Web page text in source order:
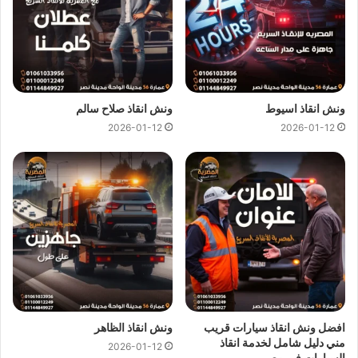
ارخص ونش انقاذ ، اسرع ونش انقاذ ، افضل ونش انقاذ ، اقرب ونش انقاذ ،
انقاذ السيارات ، انقاذ سيارات ، اوناش انقاذ السيارات ، تليفون ونش انقاذ ،
رقم ونش ، رقم ونش أنقاذ ، رقم ونش انقاذ ، ريكفري ، سحب سيارات ، سطحة
، سطحة سيارات ، نجدة طريق ، نقل سيارات ، ونش ، ونش امان ، ونش انقاذ
سريع ، ونش انقاذ قريب ، ونش سيارات ، ونش سيارة ، ونش طريق ، ونش
عربيات ، ونش نجدة ، ونش المصرية
ونش انقاذ اسيوط
2026-01-12
ونش انقاذ صلاح سالم
2026-01-12
افضل ونش انقاذ سيارات قريب
مني دليل شامل لخدمة انقاذ
ونش انقاذ الظاهر
2026-01-12